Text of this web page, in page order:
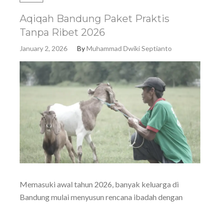
Aqiqah Bandung Paket Praktis
Tanpa Ribet 2026
January 2, 2026 ByMuhammad Dwiki Septianto
Memasuki awal tahun 2026, banyak keluarga di
Bandung mulai menyusun rencana ibadah dengan